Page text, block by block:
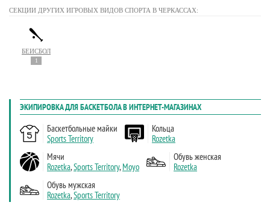
СЕКЦИИ ДРУГИХ ИГРОВЫХ ВИДОВ СПОРТА В ЧЕРКАССАХ:
БЕЙСБОЛ
1